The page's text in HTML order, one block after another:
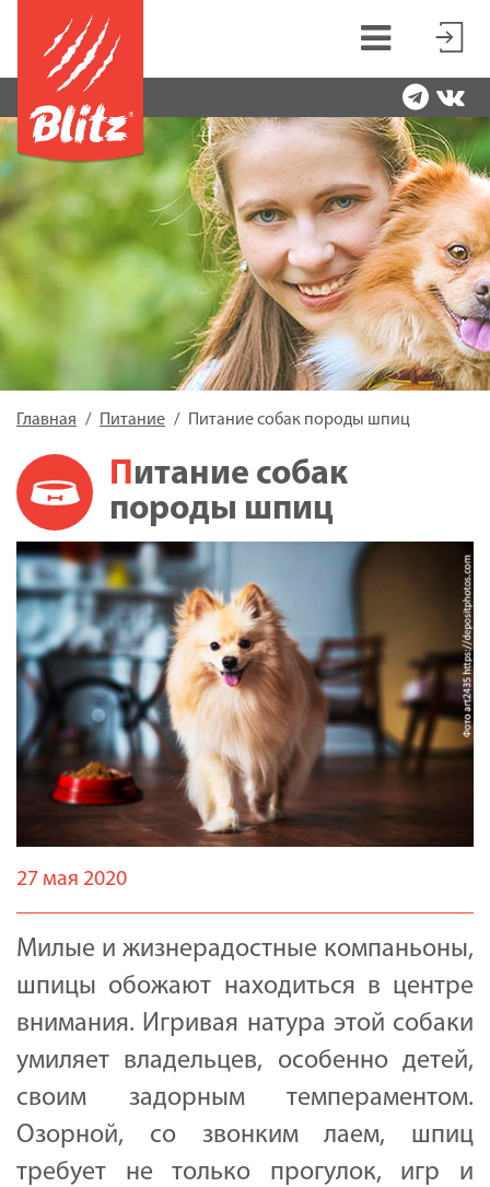
Главная Питание Питание собак породы шпиц
Питание собак
породы шпиц
27 мая 2020
Милые и жизнерадостные компаньоны,
шпицы обожают находиться в центре
внимания. Игривая натура этой собаки
умиляет владельцев, особенно детей,
своим задорным темпераментом.
Озорной, со звонким лаем, шпиц
требует не только прогулок, игр и